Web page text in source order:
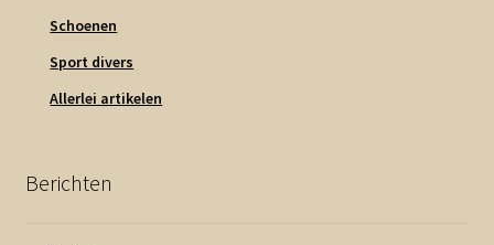
Schoenen
Sport divers
Allerlei artikelen
Berichten